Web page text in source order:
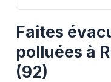
Faites
polluées à
(92)